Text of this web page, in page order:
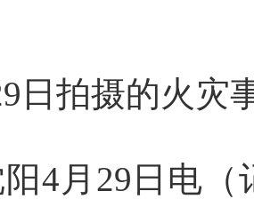
日拍摄的火灾
4月29日电